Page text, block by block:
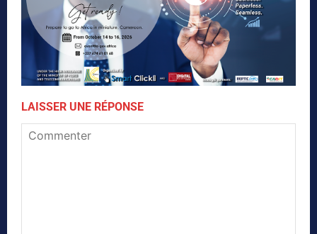
LAISSER UNE RÉPONSE